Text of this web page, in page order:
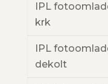
IPL
krk
IPL
dekolt